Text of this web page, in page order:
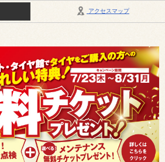
アクセスマップ
17:30 、商談受付は10:00～18:00 まで 営業時間は10:00～
舗までお問い合わせください。電話も込み合うことが予想さ
日 毎週 火曜日と水曜日 8月10日(月曜日) から 8月14日(金曜